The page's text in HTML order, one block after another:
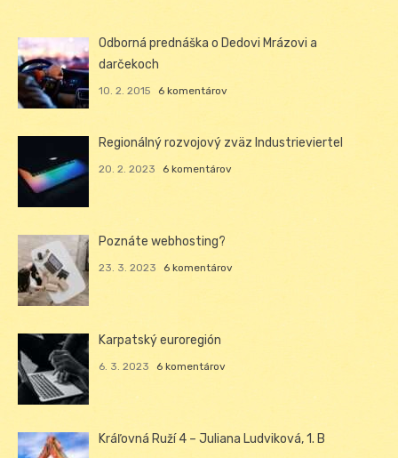
Odborná prednáška o Dedovi Mrázovi a
darčekoch
10. 2. 2015 6 komentárov
Regionálný rozvojový zväz Industrieviertel
20. 2. 2023 6 komentárov
Poznáte webhosting?
23. 3. 2023 6 komentárov
Karpatský euroregión
6. 3. 2023 6 komentárov
Kráľovná Ruží 4 – Juliana Ludviková, 1. B